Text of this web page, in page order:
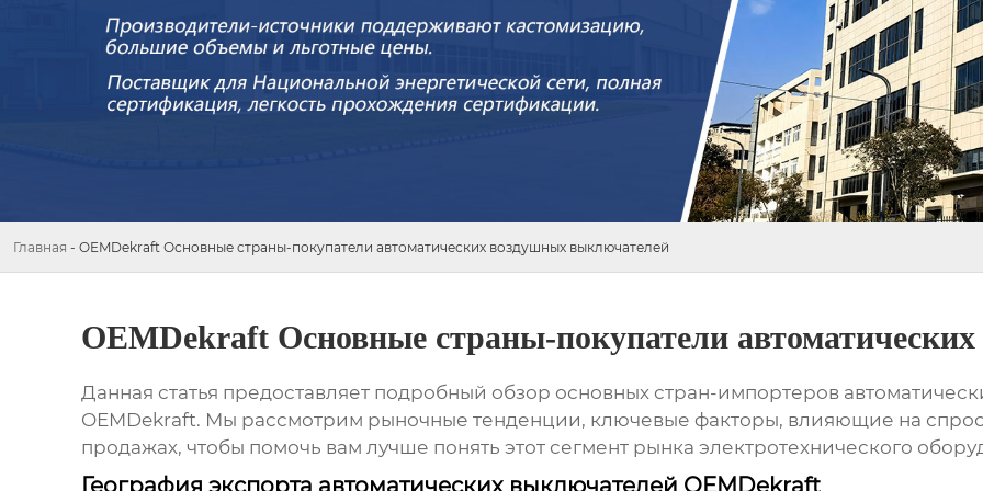
Главная - OEMDekraft Основные страны-покупатели автоматических воздушных выключателей
OEMDekraft Основные страны-покупатели
Данная статья предоставляет подробный обзор основных стран-импортеров
OEMDekraft. Мы рассмотрим рыночные тенденции, ключевые факторы, влияющие на
продажах, чтобы помочь вам лучше понять этот сегмент рынка электротехнического
География экспорта автоматических выключателей OEMDekraft